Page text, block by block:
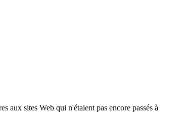
aux sites Web qui n'étaient pas encore passés à